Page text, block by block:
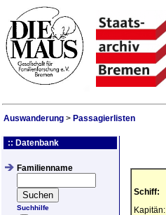
Auswanderung > Passagierlisten
:: Datenbank
Familienname
Suchhilfe
Schiff:
Kapitän: